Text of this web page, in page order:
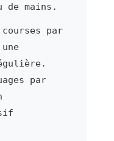
mains.
courses par
par